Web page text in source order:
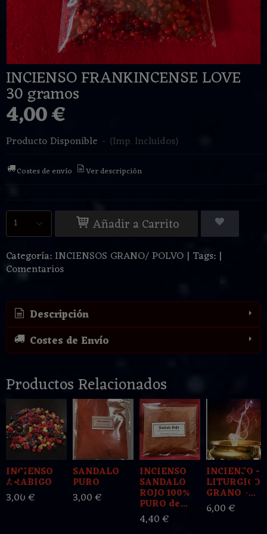
INCIENSO FRANKINCENSE LOVE
30 gramos
4,00 €
Producto Disponible - (Imp. Incluidos)
Costes de envío Ver descripción
Añadir a Carrito
Categoría:INCIENSOS GRANO/ POLVO | Tags: |
Comentarios
Descripción
Costes de Envío
Productos Relacionados
INCIENSO
ARABIGO
3,00 €
SANDALO
PURO
3,00 €
INCIENSO
SANDALO
ROJO 100%
PURO de...
4,40 €
INCIENSO -
LITURGICO -
GRANO -...
6,00 €